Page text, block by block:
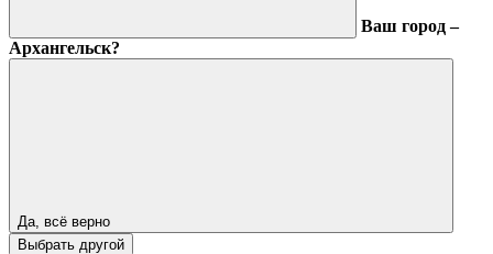
Ваш город –
Архангельск?
Да, всё верно
Выбрать другой